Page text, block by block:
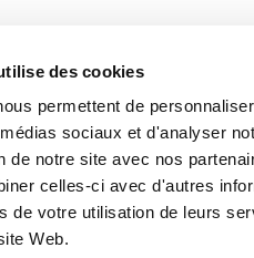
des cookies
permettent de
sociaux et d'analyser
de notre site avec nos
celles-ci avec d'autres
de votre utilisation de leurs
Web.